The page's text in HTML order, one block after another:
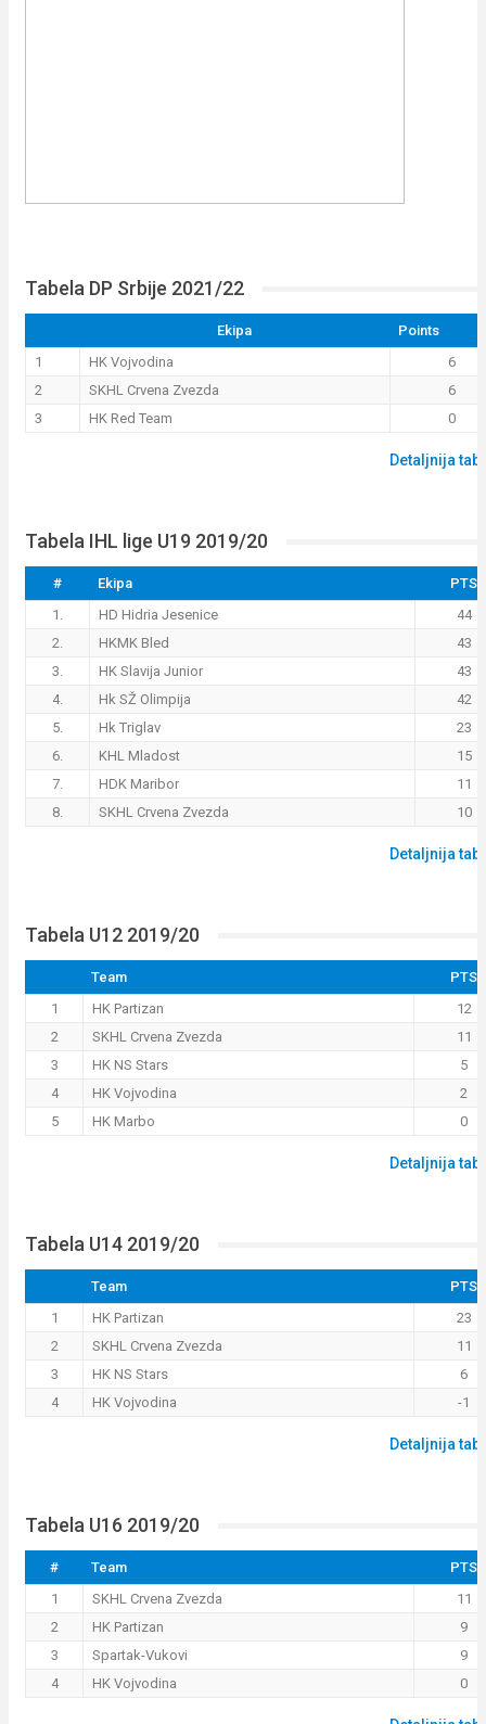
Tabela DP Srbije 2021/22
Ekipa
Points
1
HK Vojvodina
6
2
SKHL Crvena Zvezda
6
3
HK Red Team 0
Detaljnija
Tabela IHL lige U19 2019/20
# Ekipa
PTS
1.
HD Hidria Jesenice
44
2.
HKMK Bled
43
3.
HK Slavija Junior
43
4.
Hk SŽ Olimpija
42
5.
Hk Triglav
23
6.
KHL Mladost
15
7.
HDK Maribor
11
8.
SKHL Crvena Zvezda 10
Detaljnija
Tabela U12 2019/20
Team
PTS
1
HK Partizan
12
2
SKHL Crvena Zvezda
11
3
HK NS Stars
5
4
HK Vojvodina
2
5
HK Marbo 0
Detaljnija
Tabela U14 2019/20
Team
PTS
1
HK Partizan
23
2
SKHL Crvena Zvezda
11
3
HK NS Stars
6
4
HK Vojvodina -1
Detaljnija
Tabela U16 2019/20
# Team
PTS
1
SKHL Crvena Zvezda
11
2
HK Partizan
9
3
Spartak-Vukovi
9
4
HK Vojvodina 0